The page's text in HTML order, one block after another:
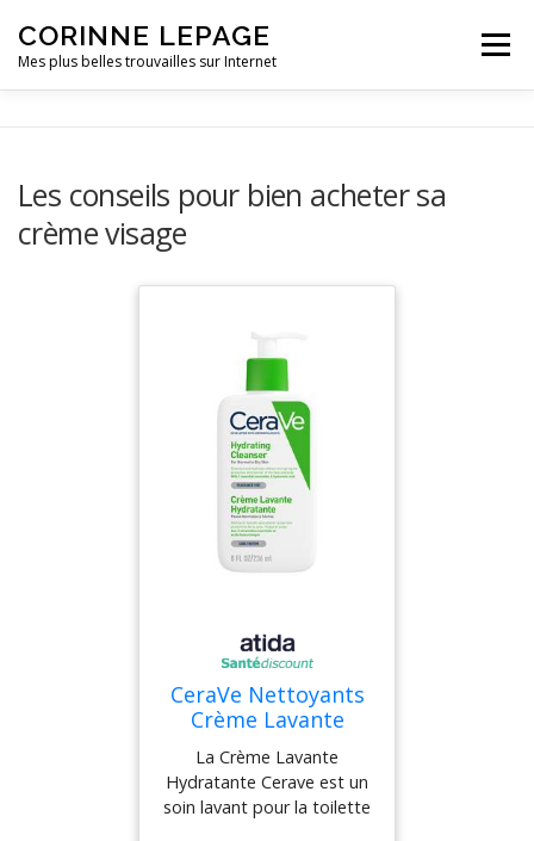
CORINNE LEPAGE
Mes plus belles trouvailles sur Internet
Menu
PETITE ENFANCE
Les conseils pour bien acheter sa
crème visage
CeraVe Nettoyants
Crème Lavante
Hydratante Visage
Corps 236ml
La Crème Lavante
Hydratante Cerave est un
soin lavant pour la toilette